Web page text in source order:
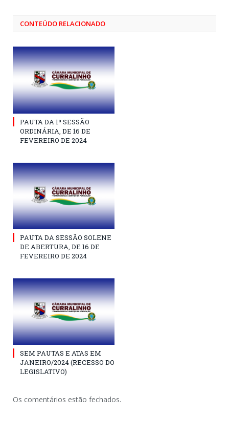
CONTEÚDO RELACIONADO
PAUTA DA 1ª SESSÃO
ORDINÁRIA, DE 16 DE
FEVEREIRO DE 2024
PAUTA DA SESSÃO SOLENE
DE ABERTURA, DE 16 DE
FEVEREIRO DE 2024
SEM PAUTAS E ATAS EM
JANEIRO/2024 (RECESSO DO
LEGISLATIVO)
Os comentários estão fechados.